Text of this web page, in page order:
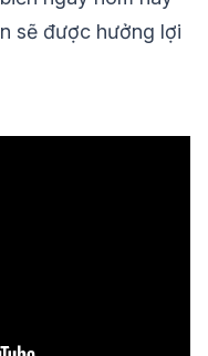
sẽ được hưởng lợi